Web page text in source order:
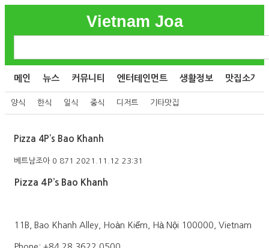
Vietnam Joa
메인 뉴스 커뮤니티 엔터테인먼트 생활정보 맛집소개
양식 한식 일식 중식 디저트 기타맛집
Pizza 4P’s Bao Khanh
베트남조아 0 871 2021.11.12 23:31
Pizza 4P’s Bao Khanh
11B, Bao Khanh Alley, Hoàn Kiếm, Hà Nội 100000, Vietnam